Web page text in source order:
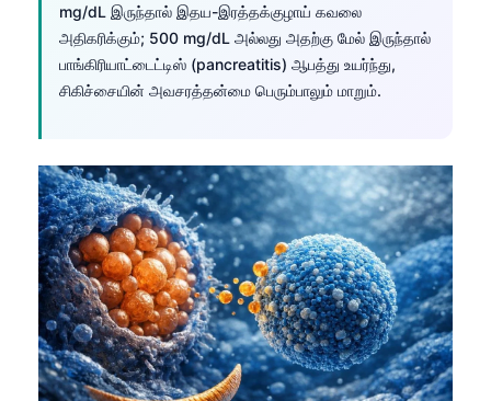
mg/dL இருந்தால் இதய-இரத்தக்குழாய் கவலை
அதிகரிக்கும்; 500 mg/dL அல்லது அதற்கு மேல் இருந்தால்
பாங்கிரியாட்டைட்டிஸ் (pancreatitis) ஆபத்து உயர்ந்து,
சிகிச்சையின் அவசரத்தன்மை பெரும்பாலும் மாறும்.